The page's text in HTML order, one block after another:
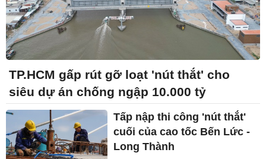
TP.HCM gấp rút gỡ loạt 'nút thắt' cho
siêu dự án chống ngập 10.000 tỷ
Tấp nập thi công 'nút thắt'
cuối của cao tốc Bến Lức -
Long Thành